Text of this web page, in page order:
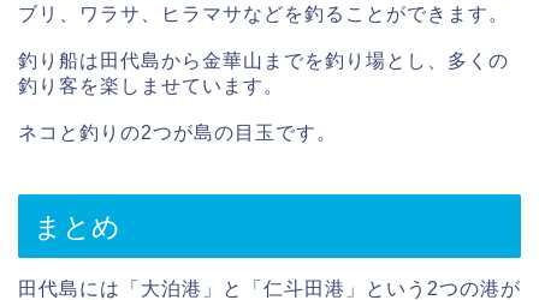
ブリ、ワラサ、ヒラマサなどを釣ることができます。
釣り船は田代島から金華山までを釣り場とし、多くの
釣り客を楽しませています。
ネコと釣りの2つが島の目玉です。
まとめ
田代島には「大泊港」と「仁斗田港」という2つの港が